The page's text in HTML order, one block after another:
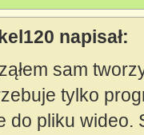
napisał:
sam
tylko
do pliku wideo.